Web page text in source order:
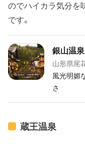
のでハイカラ気分を
です。
銀山温泉
山形県尾
風光明媚
さ
蔵王温泉